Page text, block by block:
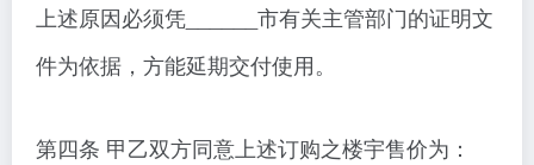
上述原因必须凭______市有关主管部门的证明文
件为依据，方能延期交付使用。
第四条 甲乙双方同意上述订购之楼宇售价为：